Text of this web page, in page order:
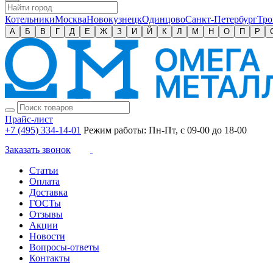
КотельникиМоскваНовокузнецкОдинцовоСанкт-Петербург
А Б В Г Д Е Ж З И Й К Л М Н О П Р
Прайс-лист
+7 (495) 334-14-01 Режим работы: Пн-Пт, с 09-00 до 18-00
Заказать звонок
Статьи
Оплата
Доставка
ГОСТы
Отзывы
Акции
Новости
Вопросы-ответы
Контакты